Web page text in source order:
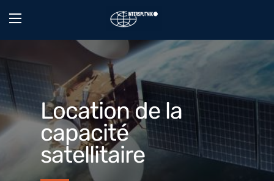
Location de la
capacité
satellitaire